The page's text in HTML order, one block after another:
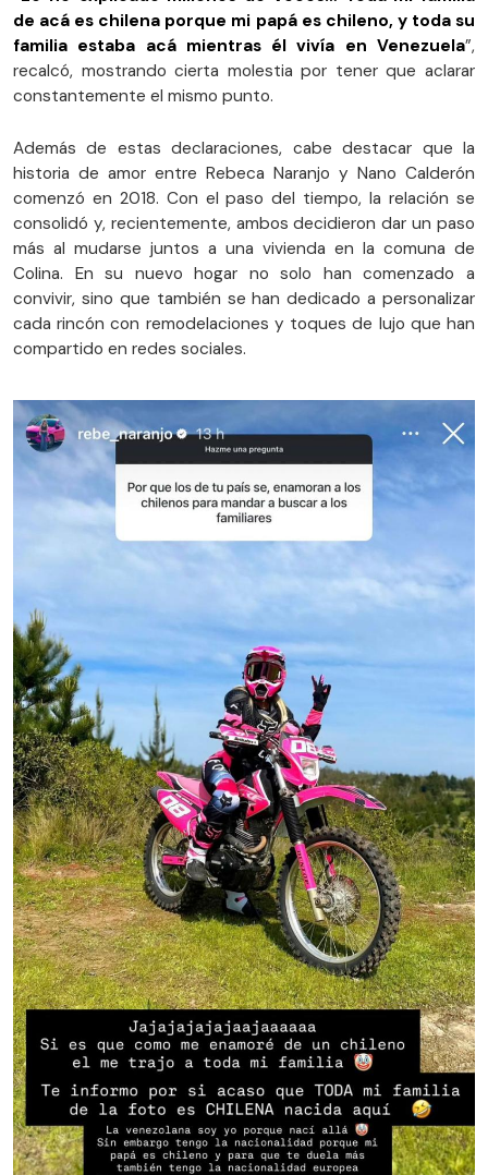
de acá es chilena porque mi papá es chileno, y toda su
familia estaba acá mientras él vivía en Venezuela”,
recalcó, mostrando cierta molestia por tener que aclarar
constantemente el mismo punto.
Además de estas declaraciones, cabe destacar que la
historia de amor entre Rebeca Naranjo y Nano Calderón
comenzó en 2018. Con el paso del tiempo, la relación se
consolidó y, recientemente, ambos decidieron dar un paso
más al mudarse juntos a una vivienda en la comuna de
Colina. En su nuevo hogar no solo han comenzado a
convivir, sino que también se han dedicado a personalizar
cada rincón con remodelaciones y toques de lujo que han
compartido en redes sociales.